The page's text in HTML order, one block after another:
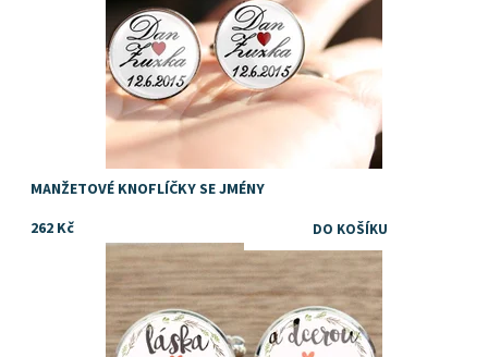
MANŽETOVÉ KNOFLÍČKY SE JMÉNY
262 Kč
Dostupnost:
Skladem